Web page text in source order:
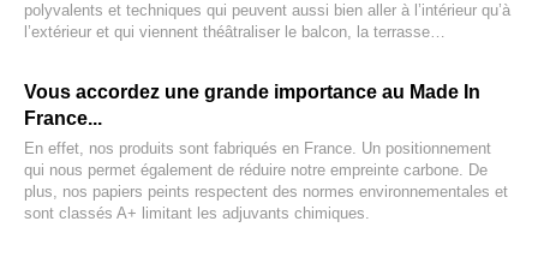
polyvalents et techniques qui peuvent aussi bien aller à l’intérieur qu’à
l’extérieur et qui viennent théâtraliser le balcon, la terrasse…
Vous accordez une grande importance au Made In
France...
En effet, nos produits sont fabriqués en France. Un positionnement
qui nous permet également de réduire notre empreinte carbone. De
plus, nos papiers peints respectent des normes environnementales et
sont classés A+ limitant les adjuvants chimiques.